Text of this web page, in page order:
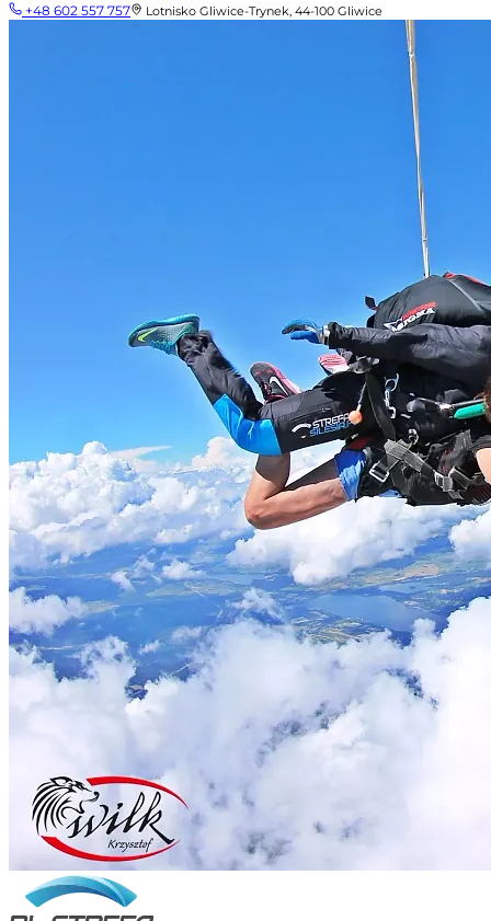
+48 602 557 757 Lotnisko Gliwice-Trynek, 44-100 Gliwice